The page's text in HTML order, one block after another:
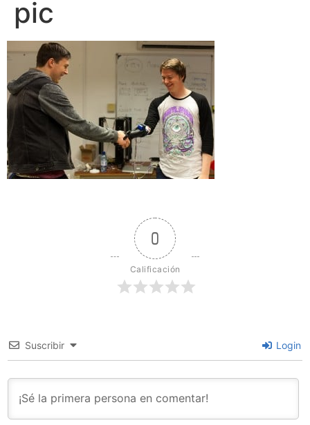
pic
0
Calificación
Suscribir Login